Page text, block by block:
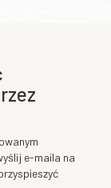
e-maila na